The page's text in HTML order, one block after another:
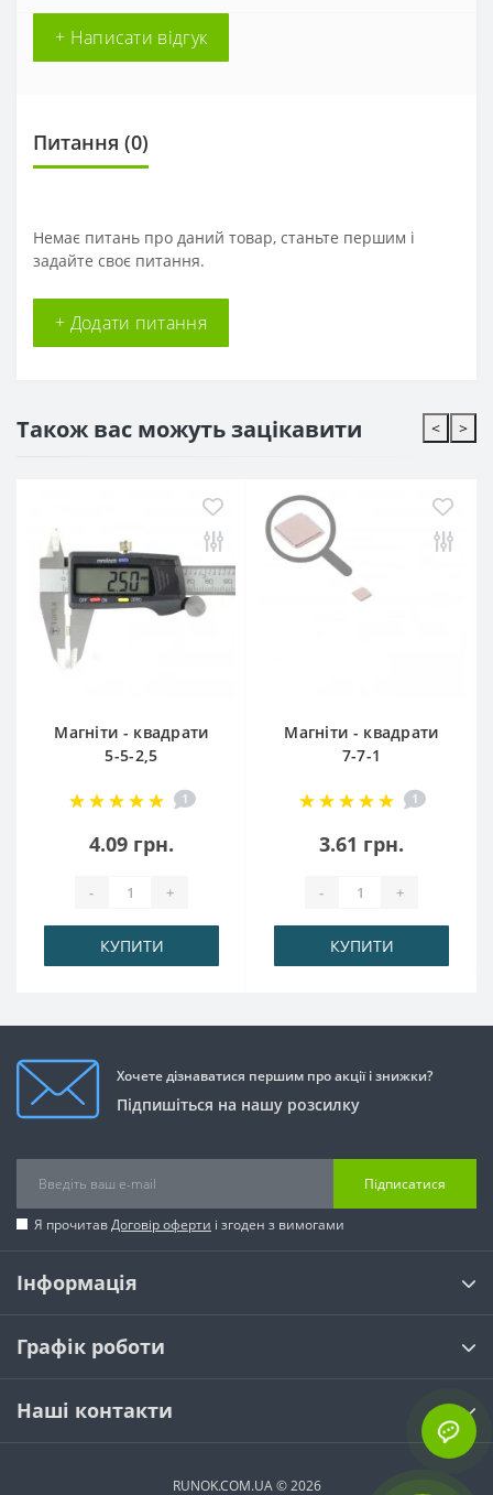
+ Написати відгук
Питання (0)
Немає питань про даний товар, станьте першим і
задайте своє питання.
+ Додати питання
Також вас можуть зацікавити <
Магніти - квадрати
5-5-2,5
1
4.09 грн.
- +
КУПИТИ
Магніти - квадрати
7-7-1
1
3.61 грн.
- +
КУПИТИ
>
Хочете дізнаватися першим про акції і знижки?
Підпишіться на нашу розсилку
Підписатися
Я прочитавДоговір оферти і згоден з вимогами
Інформація
Графік роботи
Наші контакти
RUNOK.COM.UA © 2026